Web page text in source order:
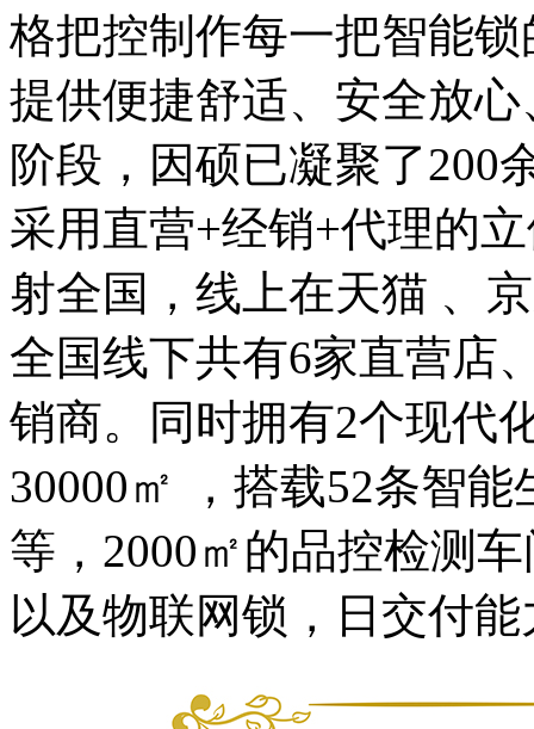
格把控制作每一把智能
提供便捷舒适、安全放
阶段，因硕已凝聚了200
采用直营+经销+代理的
射全国，线上在天猫 、
全国线下共有6家直营店
销商。同时拥有2个现代
30000㎡ ，搭载52条智
等，2000㎡的品控检测
以及物联网锁，日交付